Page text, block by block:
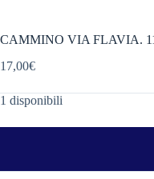
CAMMINO VIA FLAVIA.
17,00€
1 disponibili